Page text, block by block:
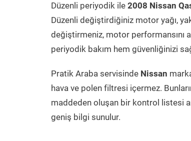
Düzenli periyodik ile 2008 Nissan
Düzenli değiştirdiğiniz motor yağı,
değiştirmeniz, motor performansını
periyodik bakım hem güvenliğinizi
Pratik Araba servisinde Nissan
hava ve polen filtresi içermez.
maddeden oluşan bir kontrol listesi
geniş bilgi sunulur.